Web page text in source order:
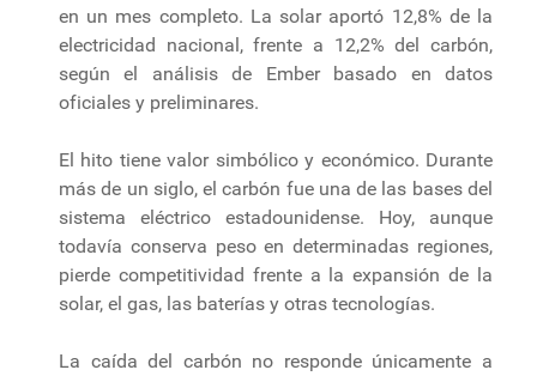
en un mes completo. La solar aportó 12,8% de la
electricidad nacional, frente a 12,2% del carbón,
según el análisis de Ember basado en datos
oficiales y preliminares.
El hito tiene valor simbólico y económico. Durante
más de un siglo, el carbón fue una de las bases del
sistema eléctrico estadounidense. Hoy, aunque
todavía conserva peso en determinadas regiones,
pierde competitividad frente a la expansión de la
solar, el gas, las baterías y otras tecnologías.
La caída del carbón no responde únicamente a